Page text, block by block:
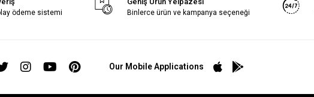
ödeme sistemi Binlerce ürün ve kampanya seçeneği
Our Mobile Applications